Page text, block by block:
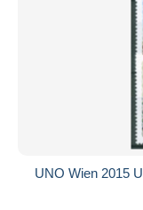
UNO Wien 2015